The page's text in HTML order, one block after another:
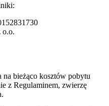
o.o.
bieżąco kosztów pobytu
z Regulaminem, zwierzę